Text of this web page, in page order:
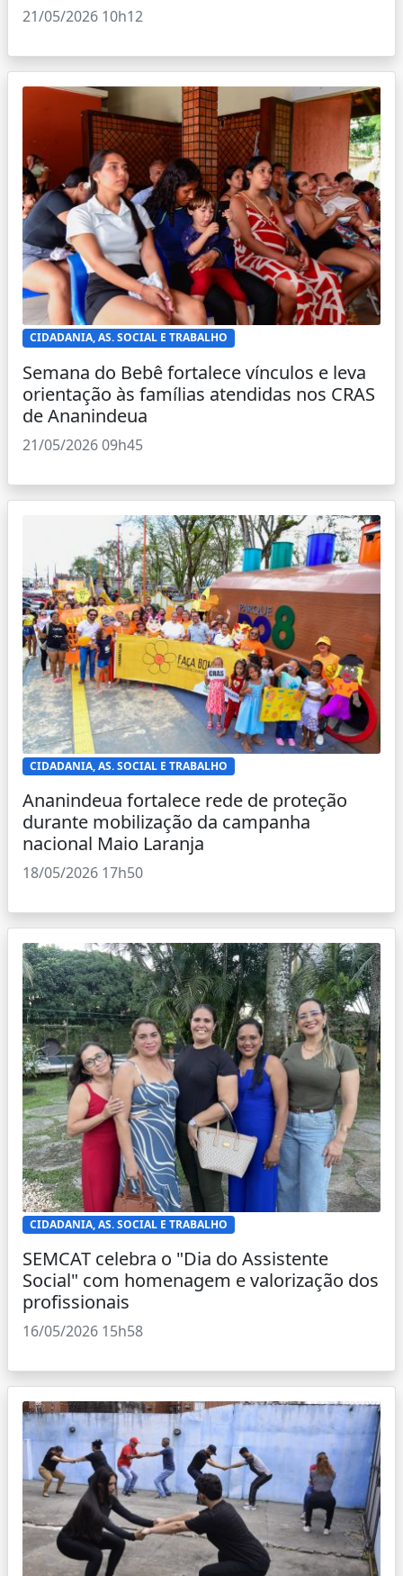
21/05/2026 10h12
CIDADANIA, AS. SOCIAL E TRABALHO
Semana do Bebê fortalece vínculos e leva
orientação às famílias atendidas nos CRAS
de Ananindeua
21/05/2026 09h45
CIDADANIA, AS. SOCIAL E TRABALHO
Ananindeua fortalece rede de proteção
durante mobilização da campanha
nacional Maio Laranja
18/05/2026 17h50
CIDADANIA, AS. SOCIAL E TRABALHO
SEMCAT celebra o "Dia do Assistente
Social" com homenagem e valorização dos
profissionais
16/05/2026 15h58